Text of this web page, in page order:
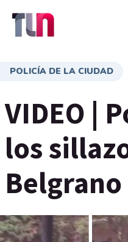
POLICÍA DE LA CIUDAD
VIDEO |
los
Belgrano